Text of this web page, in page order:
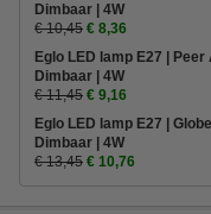
Dimbaar | 4W
€ 10,45 € 8,36
Eglo LED lamp E27 | Peer
Dimbaar | 4W
€ 11,45 € 9,16
Eglo LED lamp E27 |
Dimbaar | 4W
€ 13,45 € 10,76